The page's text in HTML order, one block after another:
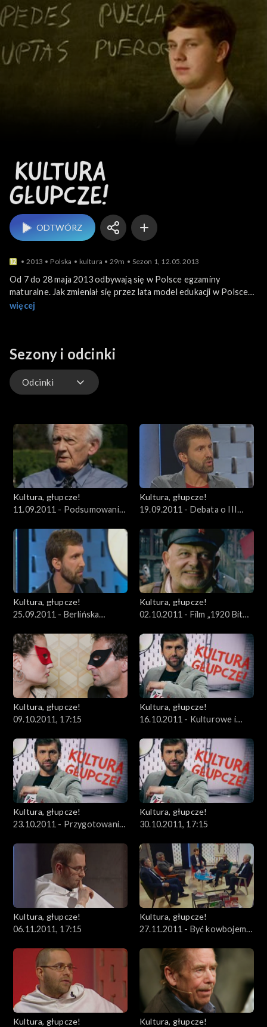
Kultura, głupcze!
ODTWÓRZ
2013 Polska kultura 29m Sezon 1, 12.05.2013
Od 7 do 28 maja 2013 odbywają się w Polsce egzaminy
maturalne. Jak zmieniał się przez lata model edukacji w Polsce?
Czy matura jest nam wciąż potrzebna? Gośćmi programu są
więcej
Sezony i odcinki
Odcinki
Kultura, głupcze!
11.09.2011 - Podsumowanie
Kultury
Kultura, głupcze!
19.09.2011 - Debata o III
Kobiet
Kultura, głupcze!
25.09.2011 - Berlińska
polsko-niemieckie
Kultura, głupcze!
02.10.2011 - Film „1920 Bitwa
polsko-rosyjskie
Kultura, głupcze!
09.10.2011, 17:15
Kultura, głupcze!
16.10.2011 - Kulturowe i
marihuany
Kultura, głupcze!
23.10.2011 - Przygotowania
Wałęsie
Kultura, głupcze!
30.10.2011, 17:15
Kultura, głupcze!
06.11.2011, 17:15
Kultura, głupcze!
27.11.2011 - Być kowbojem
Kultura, głupcze!
Kultura, głupcze!